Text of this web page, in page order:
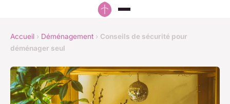
Accueil › Déménagement › Conseils de sécurité pour
déménager seul